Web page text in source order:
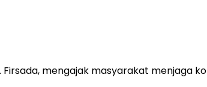
mengajak masyarakat menjaga